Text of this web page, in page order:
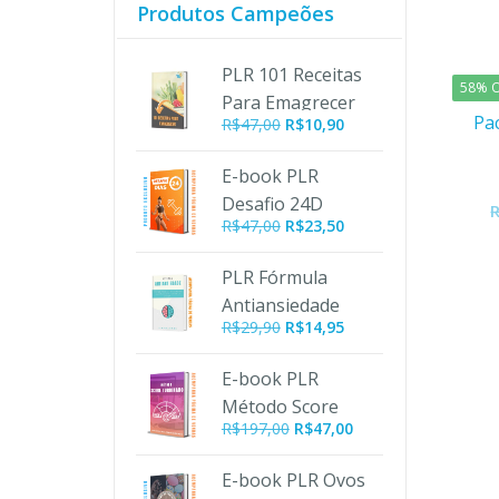
58%
Produtos Campeões
PLR 101 Receitas
Para Emagrecer
R$47,00 O
original
era:
R$47,00.
R$10,90O
R$10,90.
E-book PLR
Desafio 24D
R$47,00 R$23,50
PLR Fórmula
Antiansiedade
R$29,90 R$14,95
E-book PLR
Método Score
Turbinado
R$197,00 O
original
R$47,00O
atual
E-book PLR Ovos